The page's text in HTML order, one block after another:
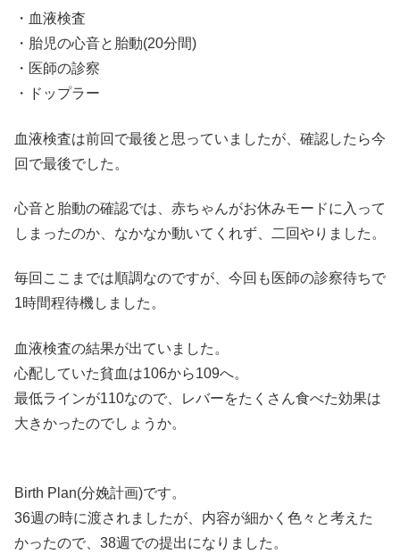
・血液検査
・胎児の心音と胎動(20分間)
・医師の診察
・ドップラー
血液検査は前回で最後と思っていましたが、確認したら今
回で最後でした。
心音と胎動の確認では、赤ちゃんがお休みモードに入って
しまったのか、なかなか動いてくれず、二回やりました。
毎回ここまでは順調なのですが、今回も医師の診察待ちで
1時間程待機しました。
血液検査の結果が出ていました。
心配していた貧血は106から109へ。
最低ラインが110なので、レバーをたくさん食べた効果は
大きかったのでしょうか。
Birth Plan(分娩計画)です。
36週の時に渡されましたが、内容が細かく色々と考えた
かったので、38週での提出になりました。